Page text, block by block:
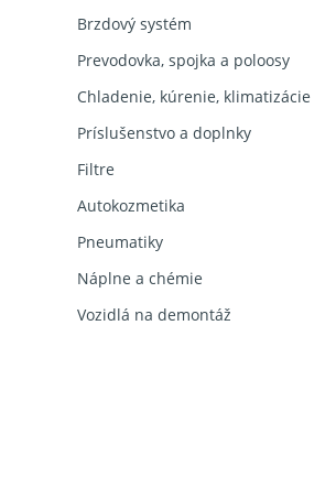
Brzdový systém
Prevodovka, spojka a poloosy
Chladenie, kúrenie, klimatizácie
Príslušenstvo a doplnky
Filtre
Autokozmetika
Pneumatiky
Náplne a chémie
Vozidlá na demontáž